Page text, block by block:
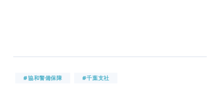
#協和警備保障 #千葉支社